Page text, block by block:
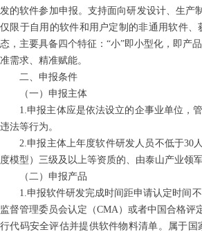
发的软件参加申报。支持面向研发设计、生产
仅限于自用的软件和用户定制的非通用软件
态，主要具备四个特征：“小”即小型化，即产
准需求、精准赋能。
二、申报条件
（一）申报主体
1.申报主体应是依法设立的企事业单位，
违法等行为。
2.申报主体上年度软件研发人员不低于30
度模型）三级及以上等资质的、由泰山产业领
（二）申报产品
1.申报软件研发完成时间距申请认定时间
监督管理委员会认定（CMA）或者中国合格评
行代码安全评估并提供软件物料清单。属于